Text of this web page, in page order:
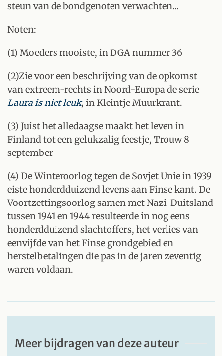
steun van de bondgenoten verwachten...
Noten:
(1) Moeders mooiste, in DGA nummer 36
(2)Zie voor een beschrijving van de opkomst
van extreem-rechts in Noord-Europa de serie
Laura is niet leuk, in Kleintje Muurkrant.
(3) Juist het alledaagse maakt het leven in
Finland tot een gelukzalig feestje, Trouw 8
september
(4) De Winteroorlog tegen de Sovjet Unie in 1939
eiste honderdduizend levens aan Finse kant. De
Voortzettingsoorlog samen met Nazi-Duitsland
tussen 1941 en 1944 resulteerde in nog eens
honderdduizend slachtoffers, het verlies van
eenvijfde van het Finse grondgebied en
herstelbetalingen die pas in de jaren zeventig
waren voldaan.
Meer bijdragen van deze auteur